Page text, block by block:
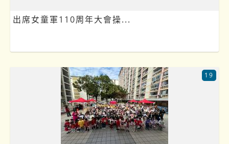
出席女童軍110周年大會操...
19